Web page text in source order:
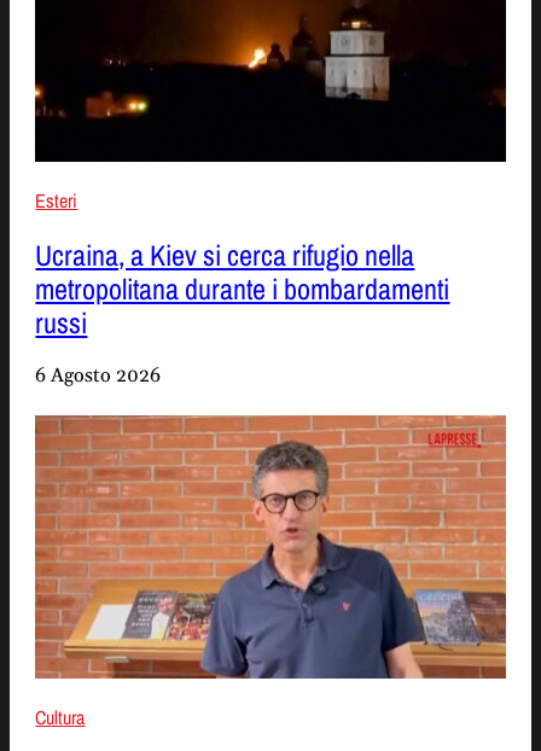
Esteri
Ucraina, a Kiev si cerca rifugio nella
metropolitana durante i bombardamenti
russi
6 Agosto 2026
Cultura